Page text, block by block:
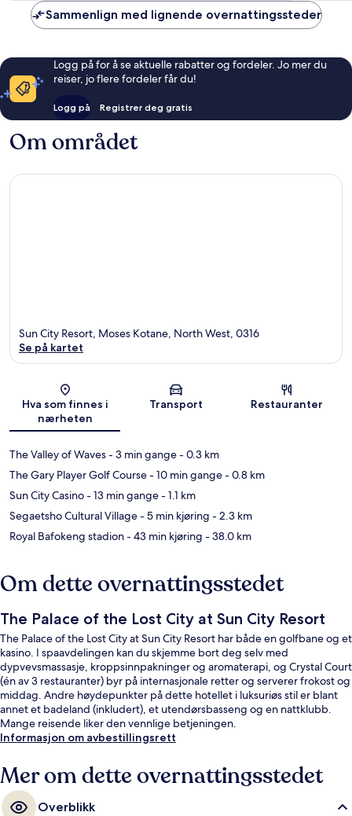
Sammenlign med lignende overnattingssteder
Logg på for å se aktuelle rabatter og fordeler. Jo mer du
reiser, jo flere fordeler får du!
Logg på Registrer deg gratis
Om området
Kart
Sun City Resort, Moses Kotane, North West, 0316
Se på kartet
Hva som finnes i
nærheten
Transport Restauranter
The Valley of Waves- 3 min gange- 0.3 km
The Gary Player Golf Course- 10 min gange- 0.8 km
Sun City Casino- 13 min gange- 1.1 km
Segaetsho Cultural Village- 5 min kjøring - 2.3 km
Royal Bafokeng stadion- 43 min kjøring - 38.0 km
Om dette overnattingsstedet
The Palace of the Lost City at Sun City Resort
The Palace of the Lost City at Sun City Resort har både en golfbane og et
kasino. I spaavdelingen kan du skjemme bort deg selv med
dypvevsmassasje, kroppsinnpakninger og aromaterapi, og Crystal Court
(én av 3 restauranter) byr på internasjonale retter og serverer frokost og
middag. Andre høydepunkter på dette hotellet i luksuriøs stil er blant
annet et badeland (inkludert), et utendørsbasseng og en nattklubb.
Mange reisende liker den vennlige betjeningen.
Informasjon om avbestillingsrett
Mer om dette overnattingsstedet
Overblikk